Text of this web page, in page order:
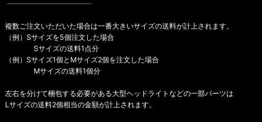
複数ご注文いただいた場合は一番大きいサイズの送料が計上されます。
（例）Sサイズを5個注文した場合
Sサイズの送料1点分
（例）Sサイズ1個とMサイズ2個を注文した場合
Mサイズの送料1個分
左右を分けて梱包する必要がある大型ヘッドライトなどの一部パーツは
Lサイズの送料2個相当の金額が計上されます。